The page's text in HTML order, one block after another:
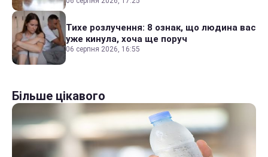
Тихе розлучення: 8 ознак, що людина вас
уже кинула, хоча ще поруч
06 серпня 2026, 16:55
Більше цікавого